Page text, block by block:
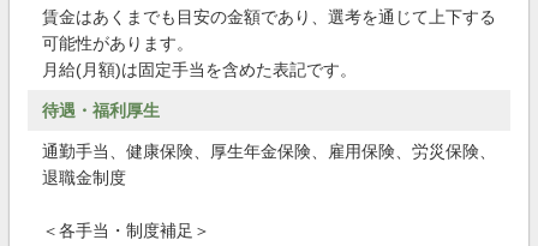
賃金はあくまでも目安の金額であり、選考を通じて上下する
可能性があります。
月給(月額)は固定手当を含めた表記です。
待遇・福利厚生
通勤手当、健康保険、厚生年金保険、雇用保険、労災保険、
退職金制度
＜各手当・制度補足＞